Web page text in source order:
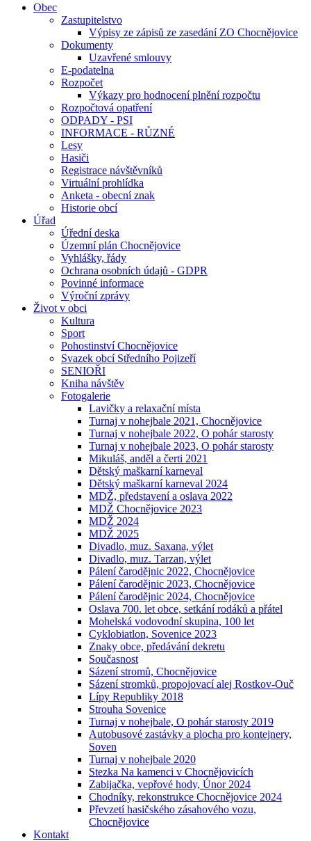
Obec
Zastupitelstvo
Výpisy ze zápisů ze zasedání ZO Chocnějovice
Dokumenty
Uzavřené smlouvy
E-podatelna
Rozpočet
Výkazy pro hodnocení plnění rozpočtu
Rozpočtová opatření
ODPADY - PSI
INFORMACE - RŮZNÉ
Lesy
Hasiči
Registrace návštěvníků
Virtuální prohlídka
Anketa - obecní znak
Historie obcí
Úřad
Úřední deska
Územní plán Chocnějovice
Vyhlášky, řády
Ochrana osobních údajů - GDPR
Povinné informace
Výroční zprávy
Život v obci
Kultura
Sport
Pohostinství Chocnějovice
Svazek obcí Středního Pojizeří
SENIOŘI
Kniha návštěv
Fotogalerie
Lavičky a relaxační místa
Turnaj v nohejbale 2021, Chocnějovice
Turnaj v nohejbale 2022, O pohár starosty
Turnaj v nohejbale 2023, O pohár starosty
Mikuláš, anděl a čerti 2021
Dětský maškarní karneval
Dětský maškarní karneval 2024
MDŽ, představení a oslava 2022
MDŽ Chocnějovice 2023
MDŽ 2024
MDŽ 2025
Divadlo, muz. Saxana, výlet
Divadlo, muz. Tarzan, výlet
Pálení čarodějnic 2022, Chocnějovice
Pálení čarodějnic 2023, Chocnějovice
Pálení čarodějnic 2024, Chocnějovice
Oslava 700. let obce, setkání rodáků a přátel
Mohelská vodovodní skupina, 100 let
Cyklobiatlon, Sovenice 2023
Znaky obce, předávání dekretu
Současnost
Sázení stromů, Chocnějovice
Sázení stromků, propojovací alej Rostkov-Ouč
Lípy Republiky 2018
Strouha Sovenice
Turnaj v nohejbale, O pohár starosty 2019
Autobusové zastávky a plocha pro kontejnery,
Soven
Turnaj v nohejbale 2020
Stezka Na kamenci v Chocnějovicích
Zabijačka, vepřové hody, Únor 2024
Chodníky, rekonstrukce Chocnějovice 2024
Převzetí hasičského zásahového vozu,
Chocnějovice
Kontakt